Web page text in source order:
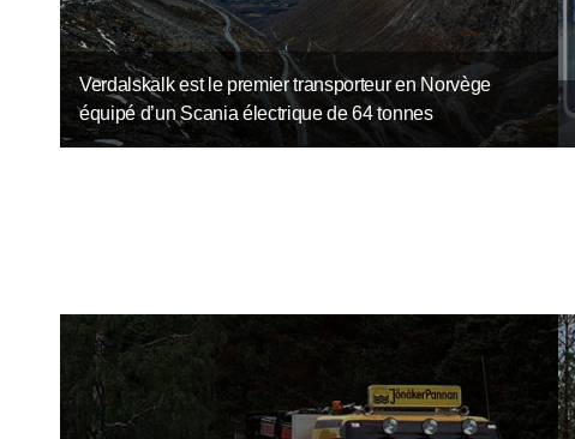
Verdalskalk est le premier transporteur en Norvège
équipé d’un Scania électrique de 64 tonnes